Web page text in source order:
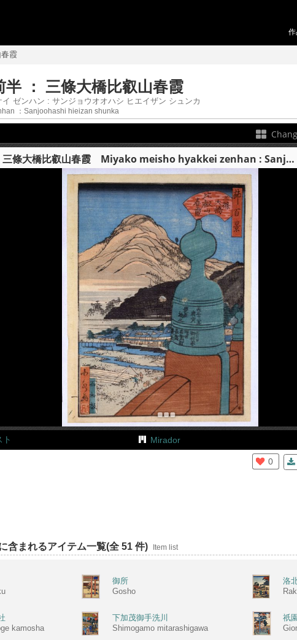
作
霞
半 ： 三條大橋比叡山春霞
イ ゼンハン : サンジョウオオハシ ヒエイザン シュンカ
：Sanjoohashi hieizan shunka
+
Add Item
都名所百景 前半：三條大橋比叡山春霞 Miyako meisho hyakkei zenhan : Sanjoohashi hieizan shunka
ト Mirador
0
含まれるアイテム一覧(全 51 件) Item list
御所
Gosho
洛
kamosha
下加茂御手洗川
Shimogamo mitarashigawa
祇